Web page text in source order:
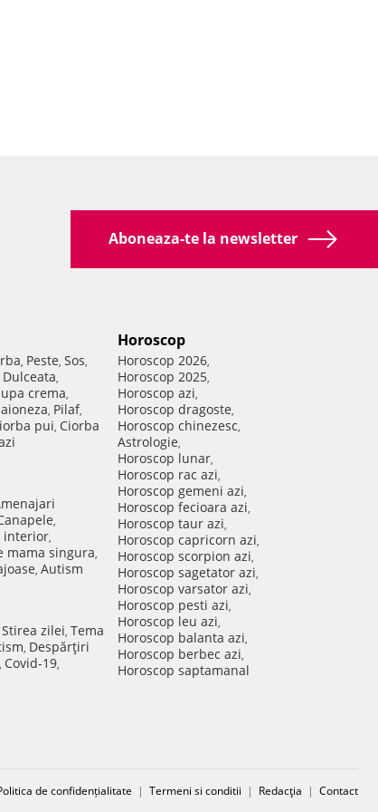
Aboneaza-te la newsletter
, Peste, Sos,
Dulceata,
crema,
, Pilaf,
pui, Ciorba
,
interior,
mama singura,
, Autism
Stirea zilei, Tema
, Despărţiri
, Covid-19,
Horoscop
Horoscop 2026,
Horoscop 2025,
Horoscop azi,
Horoscop dragoste,
Horoscop chinezesc,
Astrologie,
Horoscop lunar,
Horoscop rac azi,
Horoscop gemeni azi,
Horoscop fecioara azi,
Horoscop taur azi,
Horoscop capricorn azi,
Horoscop scorpion azi,
Horoscop sagetator azi,
Horoscop varsator azi,
Horoscop pesti azi,
Horoscop leu azi,
Horoscop balanta azi,
Horoscop berbec azi,
Horoscop saptamanal
de confidențialitate | Termeni si conditii | Redacţia | Contact